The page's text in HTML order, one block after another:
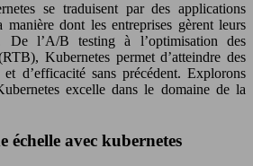
se traduisent par des applications
manière dont les entreprises gèrent leurs
De l’A/B testing à l’optimisation des
Kubernetes permet d’atteindre des
d’efficacité sans précédent. Explorons
excelle dans le domaine de la
échelle avec kubernetes